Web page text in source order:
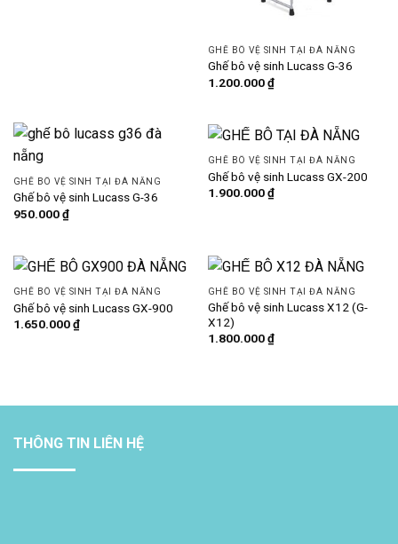
GHẾ BÔ VỆ SINH TẠI ĐÀ NẴNG
Ghế bô vệ sinh Lucass G-36
1.200.000₫
GHẾ BÔ VỆ SINH TẠI ĐÀ NẴNG
Ghế bô vệ sinh Lucass G-36
950.000₫
GHẾ BÔ VỆ SINH TẠI ĐÀ NẴNG
Ghế bô vệ sinh Lucass GX-200
1.900.000₫
GHẾ BÔ VỆ SINH TẠI ĐÀ NẴNG
Ghế bô vệ sinh Lucass GX-900
1.650.000₫
GHẾ BÔ VỆ SINH TẠI ĐÀ NẴNG
Ghế bô vệ sinh Lucass X12 (G-
X12)
1.800.000₫
THÔNG TIN LIÊN HỆ